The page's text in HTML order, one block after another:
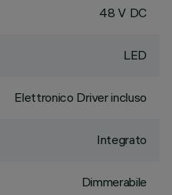
48 V DC
LED
Elettronico Driver incluso
Integrato
Dimmerabile